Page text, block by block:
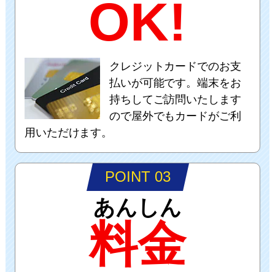
OK!
クレジットカードでのお支
払いが可能です。端末をお
持ちしてご訪問いたします
ので屋外でもカードがご利
用いただけます。
POINT 03
あんしん
料金